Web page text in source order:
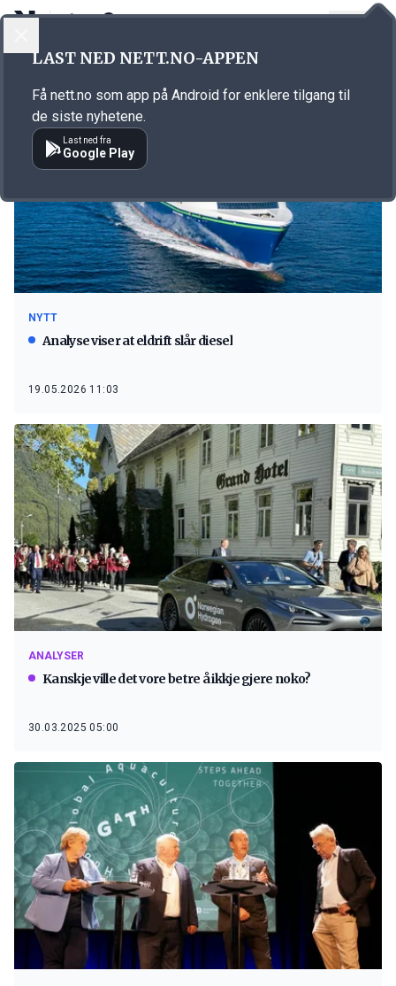
Emne: batteri
NYTT
Analyse viser at eldrift slår diesel
19.05.2026 11:03
ANALYSER
Kanskje ville det vore betre å ikkje gjere noko?
30.03.2025 05:00
LAST NED NETT.NO-APPEN
Få nett.no som app på Android for enklere tilgang til
de siste nyhetene.
Last ned fra
Google Play